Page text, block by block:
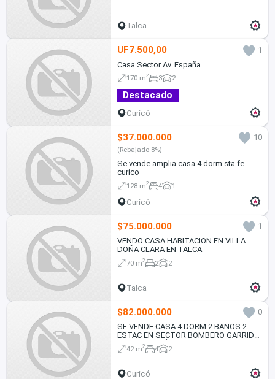
Talca
UF7.500,00
1
Casa Sector Av. España
170 m2 3 2
Destacado
Curicó
$37.000.000 10
(Rebajado 8%)
Se vende amplia casa 4 dorm sta fe
curico
128 m2 4 1
Curicó
$75.000.000
1
VENDO CASA HABITACION EN VILLA
DOÑA CLARA EN TALCA
70 m2 2 2
Talca
$82.000.000
0
SE VENDE CASA 4 DORM 2 BAÑOS 2
ESTAC EN SECTOR BOMBERO GARRIDO
CURICO REGIÓN DEL MAULE
42 m2 4 2
Curicó